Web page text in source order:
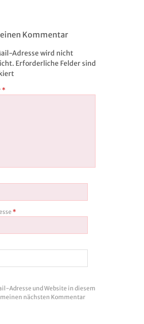
Kommentar
Adresse wird nicht
Erforderliche Felder sind
*
*
Adresse und Website in diesem
nächsten Kommentar